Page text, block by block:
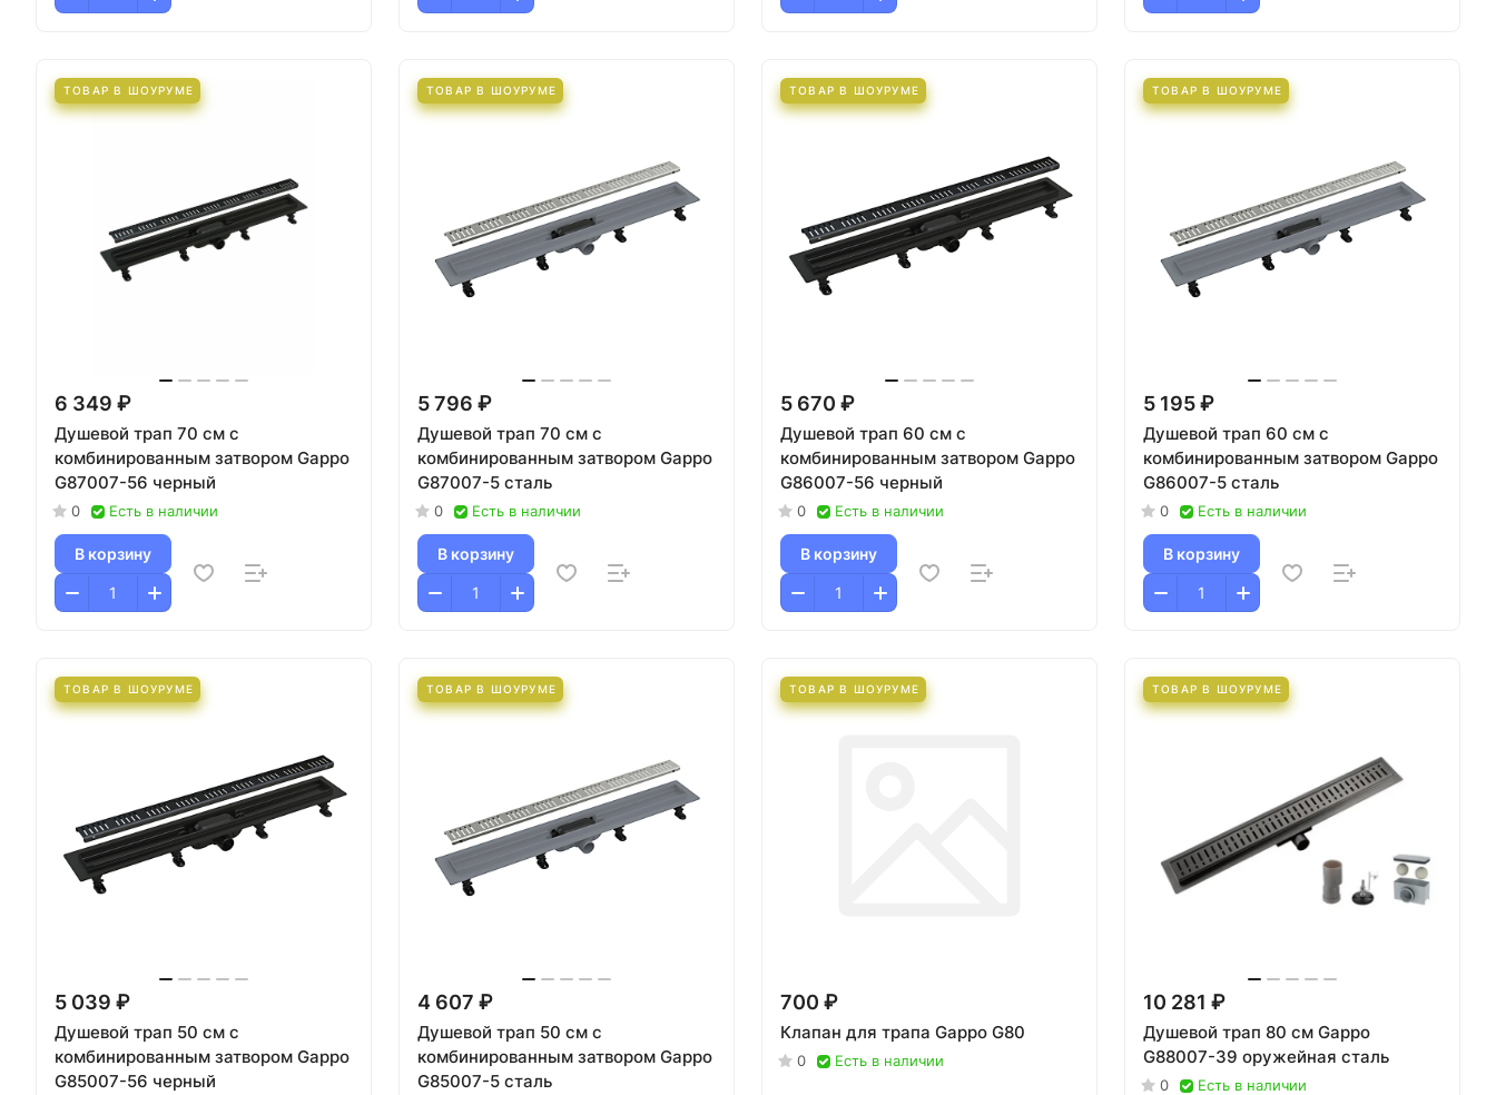
ТОВАР В ШОУРУМЕ
6 349 ₽
Душевой трап 70 см с
комбинированным затвором Gappo
G87007-56 черный
0 Есть в наличии
В корзину
ТОВАР В ШОУРУМЕ
5 796 ₽
Душевой трап 70 см с
комбинированным затвором Gappo
G87007-5 сталь
0 Есть в наличии
В корзину
ТОВАР В ШОУРУМЕ
5 670 ₽
Душевой трап 60 см с
комбинированным затвором Gappo
G86007-56 черный
0 Есть в наличии
В корзину
ТОВАР В ШОУРУМЕ
5 195 ₽
Душевой трап 60 см с
комбинированным затвором Gappo
G86007-5 сталь
0 Есть в наличии
В корзину
ТОВАР В ШОУРУМЕ
5 039 ₽
Душевой трап 50 см с
комбинированным затвором Gappo
G85007-56 черный
ТОВАР В ШОУРУМЕ
4 607 ₽
Душевой трап 50 см с
комбинированным затвором Gappo
G85007-5 сталь
ТОВАР В ШОУРУМЕ
700 ₽
Клапан для трапа Gappo G80
0 Есть в наличии
ТОВАР В ШОУРУМЕ
10 281 ₽
Душевой трап 80 см Gappo
G88007-39 оружейная сталь
0 Есть в наличии